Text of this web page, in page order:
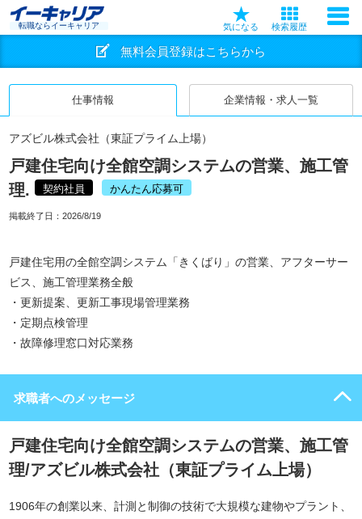
転職ならイーキャリア 気になる 検索履歴
無料会員登録はこちらから
仕事情報 企業情報・求人一覧
アズビル株式会社（東証プライム上場）
戸建住宅向け全館空調システムの営業、施工管
理.
契約社員 かんたん応募可
掲載終了日： 2026/8/19
戸建住宅用の全館空調システム「きくばり」の営業、アフターサー
ビス、施工管理業務全般
・更新提案、更新工事現場管理業務
・定期点検管理
・故障修理窓口対応業務
求職者へのメッセージ
戸建住宅向け全館空調システムの営業、施工管
理/アズビル株式会社（東証プライム上場）
1906年の創業以来、計測と制御の技術で大規模な建物やプラント、